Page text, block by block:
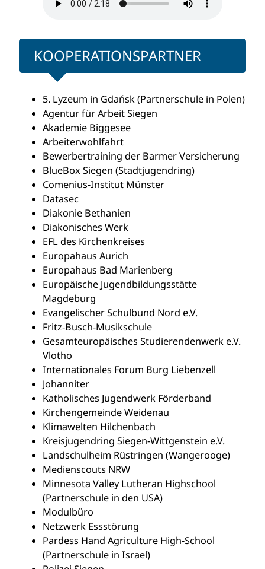
KOOPERATIONSPARTNER
5. Lyzeum in Gdańsk (Partnerschule in Polen)
Agentur für Arbeit Siegen
Akademie Biggesee
Arbeiterwohlfahrt
Bewerbertraining der Barmer Versicherung
BlueBox Siegen (Stadtjugendring)
Comenius-Institut Münster
Datasec
Diakonie Bethanien
Diakonisches Werk
EFL des Kirchenkreises
Europahaus Aurich
Europahaus Bad Marienberg
Europäische Jugendbildungsstätte
Magdeburg
Evangelischer Schulbund Nord e.V.
Fritz-Busch-Musikschule
Gesamteuropäisches Studierendenwerk e.V.
Vlotho
Internationales Forum Burg Liebenzell
Johanniter
Katholisches Jugendwerk Förderband
Kirchengemeinde Weidenau
Klimawelten Hilchenbach
Kreisjugendring Siegen-Wittgenstein e.V.
Landschulheim Rüstringen (Wangerooge)
Medienscouts NRW
Minnesota Valley Lutheran Highschool
(Partnerschule in den USA)
Modulbüro
Netzwerk Essstörung
Pardess Hand Agriculture High-School
(Partnerschule in Israel)